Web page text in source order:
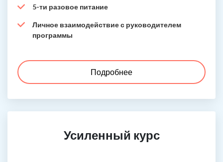
5-ти разовое питание
Личное взаимодействие с руководителем
программы
Подробнее
Усиленный курс